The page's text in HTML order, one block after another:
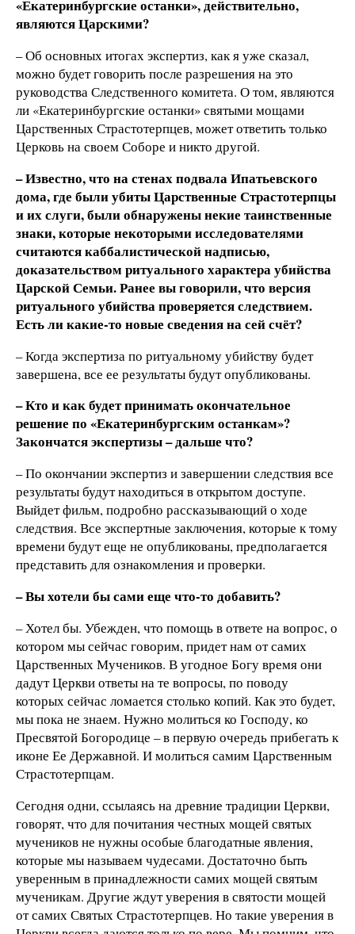
«Екатеринбургские останки», действительно,
являются Царскими?
– Об основных итогах экспертиз, как я уже сказал,
можно будет говорить после разрешения на это
руководства Следственного комитета. О том, являются
ли «Екатеринбургские останки» святыми мощами
Царственных Страстотерпцев, может ответить только
Церковь на своем Соборе и никто другой.
– Известно, что на стенах подвала Ипатьевского
дома, где были убиты Царственные Страстотерпцы
и их слуги, были обнаружены некие таинственные
знаки, которые некоторыми исследователями
считаются каббалистической надписью,
доказательством ритуального характера убийства
Царской Семьи. Ранее вы говорили, что версия
ритуального убийства проверяется следствием.
Есть ли какие-то новые сведения на сей счёт?
– Когда экспертиза по ритуальному убийству будет
завершена, все ее результаты будут опубликованы.
– Кто и как будет принимать окончательное
решение по «Екатеринбургским останкам»?
Закончатся экспертизы – дальше что?
– По окончании экспертиз и завершении следствия все
результаты будут находиться в открытом доступе.
Выйдет фильм, подробно рассказывающий о ходе
следствия. Все экспертные заключения, которые к тому
времени будут еще не опубликованы, предполагается
представить для ознакомления и проверки.
– Вы хотели бы сами еще что-то добавить?
– Хотел бы. Убежден, что помощь в ответе на вопрос, о
котором мы сейчас говорим, придет нам от самих
Царственных Мучеников. В угодное Богу время они
дадут Церкви ответы на те вопросы, по поводу
которых сейчас ломается столько копий. Как это будет,
мы пока не знаем. Нужно молиться ко Господу, ко
Пресвятой Богородице – в первую очередь прибегать к
иконе Ее Державной. И молиться самим Царственным
Страстотерпцам.
Сегодня одни, ссылаясь на древние традиции Церкви,
говорят, что для почитания честных мощей святых
мучеников не нужны особые благодатные явления,
которые мы называем чудесами. Достаточно быть
уверенным в принадлежности самих мощей святым
мученикам. Другие ждут уверения в святости мощей
от самих Святых Страстотерпцев. Но такие уверения в